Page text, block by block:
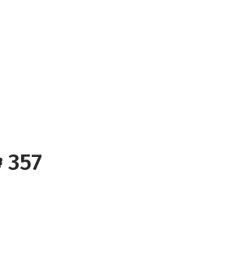
357